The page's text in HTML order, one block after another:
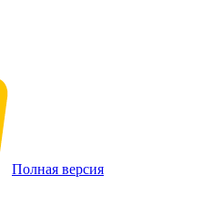
Полная версия